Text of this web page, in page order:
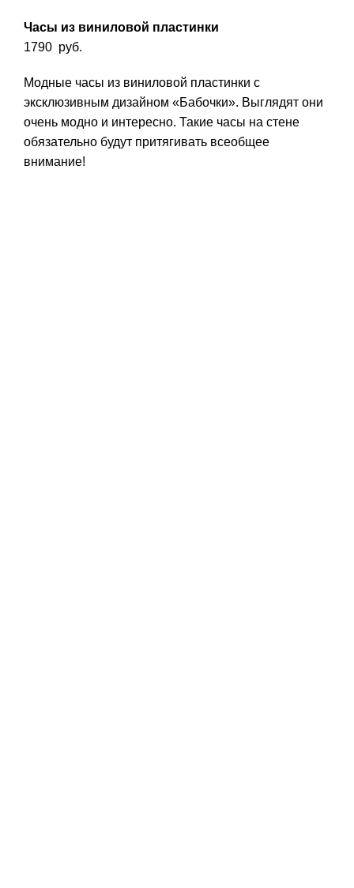
Часы из виниловой пластинки
1790 руб.
Модные часы из виниловой пластинки с
эксклюзивным дизайном «Бабочки». Выглядят они
очень модно и интересно. Такие часы на стене
обязательно будут притягивать всеобщее
внимание!